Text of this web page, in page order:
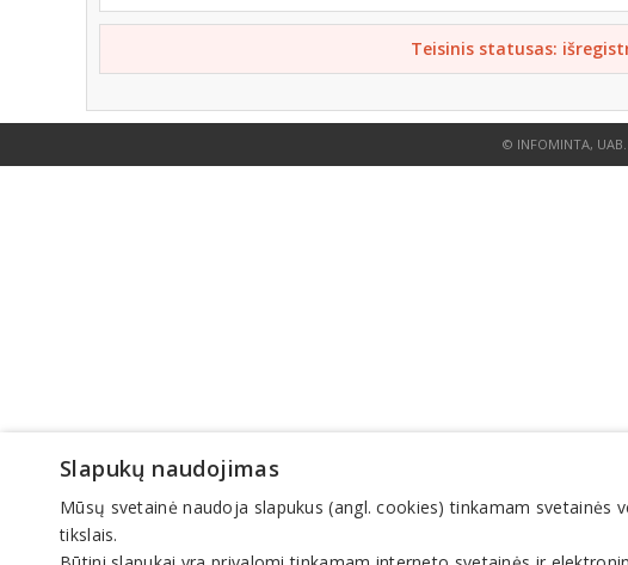
Teisinis statusas:
© INFOMINTA,
Slapukų naudojimas
Mūsų svetainė naudoja slapukus (angl. cookies) tinkamam svetainės
tikslais.